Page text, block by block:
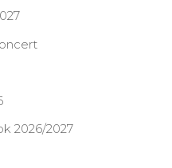
2026/2027